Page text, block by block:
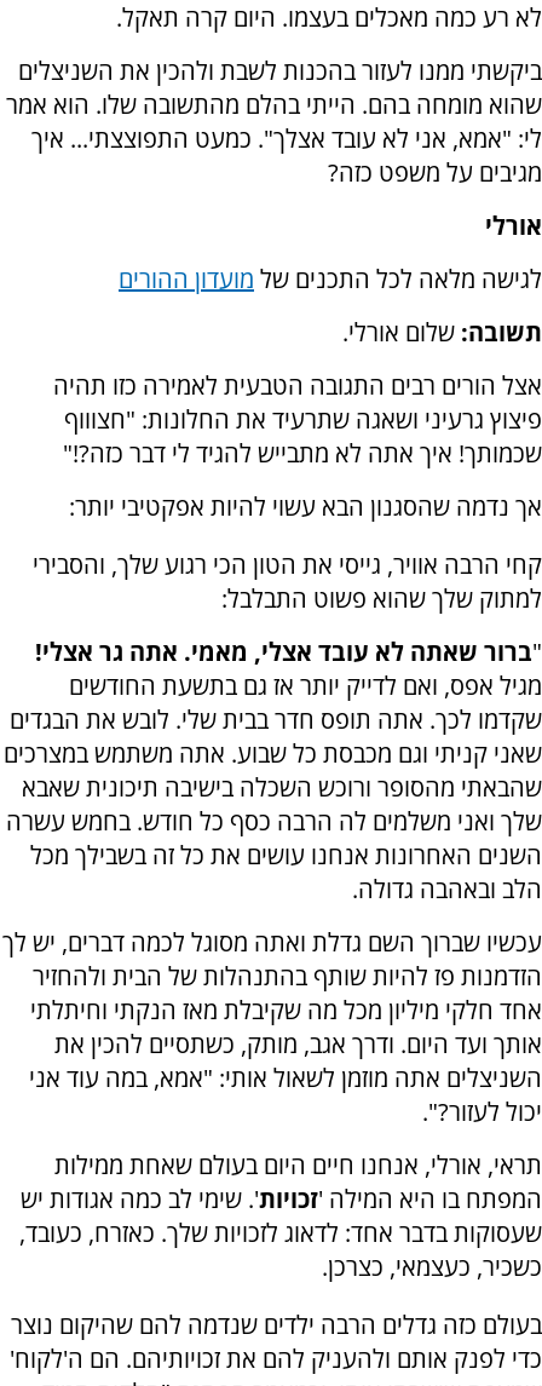
לא רע כמה מאכלים בעצמו. היום קרה תאקל.
ביקשתי ממנו לעזור בהכנות לשבת ולהכין את השניצלים
שהוא מומחה בהם. הייתי בהלם מהתשובה שלו. הוא אמר
לי: "אמא, אני לא עובד אצלך". כמעט התפוצצתי... איך
מגיבים על משפט כזה?
אורלי
לגישה מלאה לכל התכנים של מועדון ההורים
תשובה: שלום אורלי.
אצל הורים רבים התגובה הטבעית לאמירה כזו תהיה
פיצוץ גרעיני ושאגה שתרעיד את החלונות: "חצוווף
שכמותך! איך אתה לא מתבייש להגיד לי דבר כזה?!"
אך נדמה שהסגנון הבא עשוי להיות אפקטיבי יותר:
קחי הרבה אוויר, גייסי את הטון הכי רגוע שלך, והסבירי
למתוק שלך שהוא פשוט התבלבל:
"ברור שאתה לא עובד אצלי, מאמי. אתה גר אצלי!
מגיל אפס, ואם לדייק יותר אז גם בתשעת החודשים
שקדמו לכך. אתה תופס חדר בבית שלי. לובש את הבגדים
שאני קניתי וגם מכבסת כל שבוע. אתה משתמש במצרכים
שהבאתי מהסופר ורוכש השכלה בישיבה תיכונית שאבא
שלך ואני משלמים לה הרבה כסף כל חודש. בחמש עשרה
השנים האחרונות אנחנו עושים את כל זה בשבילך מכל
הלב ובאהבה גדולה.
עכשיו שברוך השם גדלת ואתה מסוגל לכמה דברים, יש לך
הזדמנות פז להיות שותף בהתנהלות של הבית ולהחזיר
אחד חלקי מיליון מכל מה שקיבלת מאז הנקתי וחיתלתי
אותך ועד היום. ודרך אגב, מותק, כשתסיים להכין את
השניצלים אתה מוזמן לשאול אותי: "אמא, במה עוד אני
יכול לעזור?".
תראי, אורלי, אנחנו חיים היום בעולם שאחת ממילות
המפתח בו היא המילה 'זכויות'. שימי לב כמה אגודות יש
שעסוקות בדבר אחד: לדאוג לזכויות שלך. כאזרח, כעובד,
כשכיר, כעצמאי, כצרכן.
בעולם כזה גדלים הרבה ילדים שנדמה להם שהיקום נוצר
כדי לפנק אותם ולהעניק להם את זכויותיהם. הם ה'לקוח'